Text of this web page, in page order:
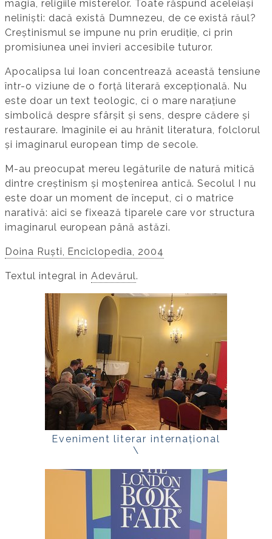
magia, religiile misterelor. Toate răspund aceleiași
neliniști: dacă există Dumnezeu, de ce există răul?
Creștinismul se impune nu prin erudiție, ci prin
promisiunea unei învieri accesibile tuturor.
Apocalipsa lui Ioan concentrează această tensiune
într-o viziune de o forță literară excepțională. Nu
este doar un text teologic, ci o mare narațiune
simbolică despre sfârșit și sens, despre cădere și
restaurare. Imaginile ei au hrănit literatura, folclorul
și imaginarul european timp de secole.
M-au preocupat mereu legăturile de natură mitică
dintre creștinism și moștenirea antică. Secolul I nu
este doar un moment de început, ci o matrice
narativă: aici se fixează tiparele care vor structura
imaginarul european până astăzi.
Doina Ruști, Enciclopedia, 2004
Textul integral inAdevărul.
Eveniment literar internațional
\